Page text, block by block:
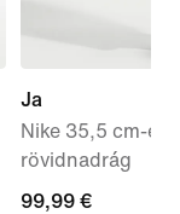
Ja
Nike 35,5 cm-es
rövidnadrág
99,99
99,99 €